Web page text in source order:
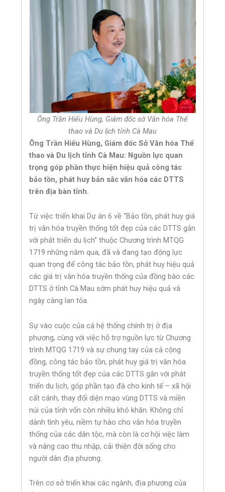
Ông Trần Hiếu Hùng, Giám đốc sở Văn hóa Thể
thao và Du lịch tỉnh Cà Mau
Ông Trần Hiếu Hùng, Giám đốc Sở Văn hóa Thể
thao và Du lịch tỉnh Cà Mau: Nguồn lực quan
trọng góp phần thực hiện hiệu quả công tác
bảo tồn, phát huy bản sắc văn hóa các DTTS
trên địa bàn tỉnh.
Từ việc triển khai Dự án 6 về “Bảo tồn, phát huy giá
trị văn hóa truyền thống tốt đẹp của các DTTS gắn
với phát triển du lịch” thuộc Chương trình MTQG
1719 những năm qua, đã và đang tạo động lực
quan trọng để công tác bảo tồn, phát huy hiệu quả
các giá trị văn hóa truyền thống của đồng bào các
DTTS ở tỉnh Cà Mau sớm phát huy hiệu quả và
ngày càng lan tỏa.
Sự vào cuộc của cả hệ thống chính trị ở địa
phương, cùng với việc hỗ trợ nguồn lực từ Chương
trình MTQG 1719 và sự chung tay của cả cộng
đồng, công tác bảo tồn, phát huy giá trị văn hóa
truyền thống tốt đẹp của các DTTS gắn với phát
triển du lịch, góp phần tạo đà cho kinh tế – xã hội
cất cánh, thay đổi diện mạo vùng DTTS và miền
núi của tỉnh vốn còn nhiều khó khăn. Không chỉ
dành tình yêu, niềm tự hào cho văn hóa truyền
thống của các dân tộc, mà còn là cơ hội việc làm
và nâng cao thu nhập, cải thiện đời sống cho
người dân địa phương.
Trên cơ sở triển khai các ngành, địa phương của